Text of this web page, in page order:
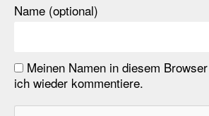
Name (optional)
Meinen Namen in diesem
ich wieder kommentiere.